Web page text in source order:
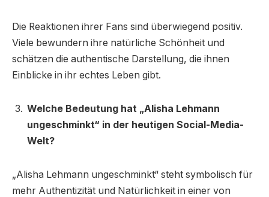
Die Reaktionen ihrer Fans sind überwiegend positiv.
Viele bewundern ihre natürliche Schönheit und
schätzen die authentische Darstellung, die ihnen
Einblicke in ihr echtes Leben gibt.
Welche Bedeutung hat „Alisha Lehmann
ungeschminkt“ in der heutigen Social-Media-
Welt?
„Alisha Lehmann ungeschminkt“ steht symbolisch für
mehr Authentizität und Natürlichkeit in einer von